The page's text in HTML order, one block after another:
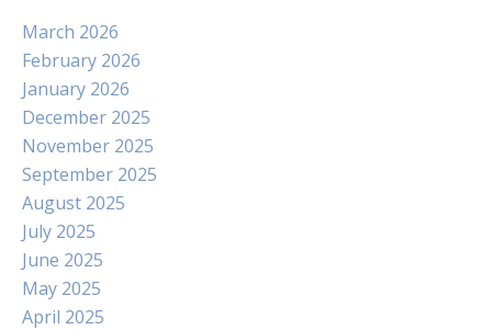
March 2026
February 2026
January 2026
December 2025
November 2025
September 2025
August 2025
July 2025
June 2025
May 2025
April 2025